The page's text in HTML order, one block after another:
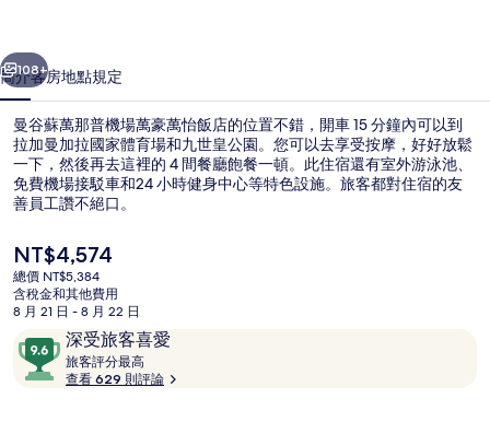
場
萬
豪
萬
怡
飯
店
的
相
個 下一個
108+
簡介客房地點規定
曼谷蘇萬那普機場萬豪萬怡飯店的位置不錯，開車 15 分鐘內可以到
拉加曼加拉國家體育場和九世皇公園。您可以去享受按摩，好好放鬆
一下，然後再去這裡的 4 間餐廳飽餐一頓。此住宿還有室外游泳池、
免費機場接駁車和24 小時健身中心等特色設施。旅客都對住宿的友
善員工讚不絕口。
目
前
的
價
是
NT$4,574
NT$4,574
總價 NT$5,384
含稅金和其他費用
8 月 21 日 - 8 月 22 日
評
論
深受旅客喜愛
9.6
分，
滿
旅客評分最高
客
查看 629 則評論